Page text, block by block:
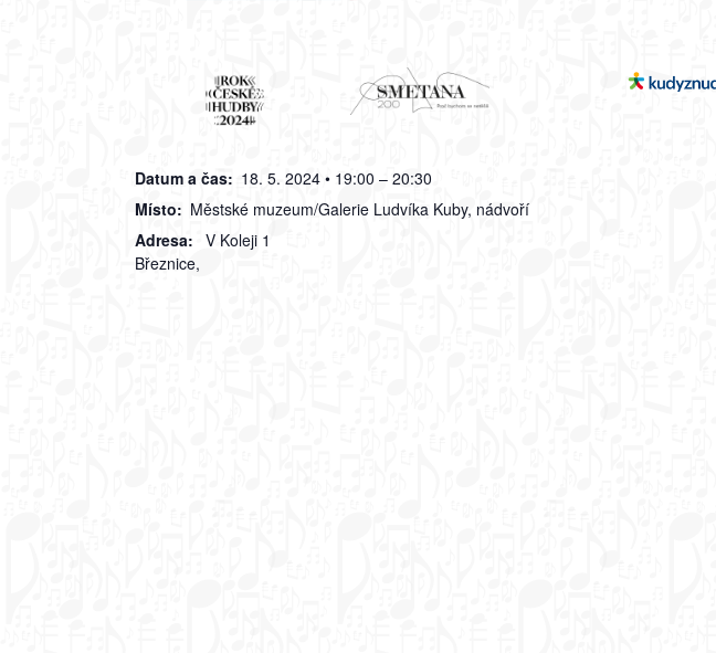
Datum a čas: 18. 5. 2024 • 19:00 – 20:30
Místo: Městské muzeum/Galerie Ludvíka Kuby, nádvoří
Adresa: V Koleji 1
Březnice,